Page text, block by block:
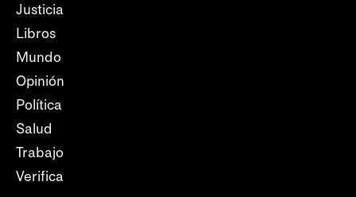
Justicia
Libros
Mundo
Opinión
Política
Salud
Trabajo
Verifica